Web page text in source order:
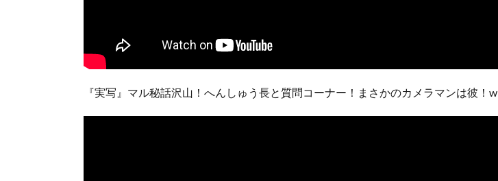
『実写』マル秘話沢山！へんしゅう長と質問コーナー！まさかのカメラマンは彼！w